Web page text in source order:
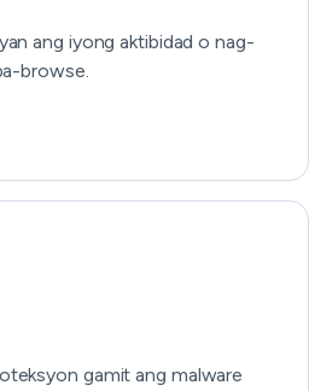
ang iyong aktibidad o nag-
browse.
gamit ang malware